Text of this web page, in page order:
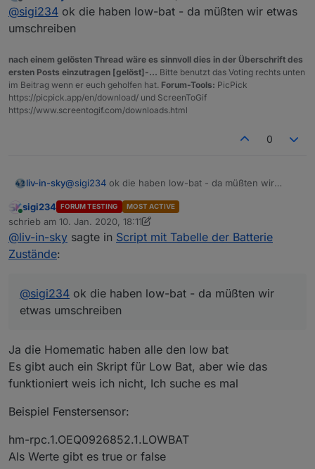
was machenn wir mit den hm-sensoren
Offline
@sigi234 ok die haben low-bat - da müßten wir etwas
umschreiben
nach einem gelösten Thread wäre es sinnvoll dies in der Überschrift des
ersten Posts einzutragen [gelöst]-... Bitte benutzt das Voting rechts unten
im Beitrag wenn er euch geholfen hat. Forum-Tools: PicPick
https://picpick.app/en/download/ und ScreenToGif
https://www.screentogif.com/downloads.html
0
liv-in-sky@sigi234 ok die haben low-bat - da müßten wir
Online
sigi234 FORUM TESTING MOST ACTIVE
schrieb am 10. Jan. 2020, 18:11
zuletzt editiert von sigi2341. Okt. 2020, 19:14
@liv-in-sky sagte in Script mit Tabelle der Batterie
Zustände:
@sigi234 ok die haben low-bat - da müßten wir
etwas umschreiben
Ja die Homematic haben alle den low bat
Es gibt auch ein Skript für Low Bat, aber wie das
funktioniert weis ich nicht, Ich suche es mal
Beispiel Fenstersensor:
hm-rpc.1.OEQ0926852.1.LOWBAT
Als Werte gibt es true or false